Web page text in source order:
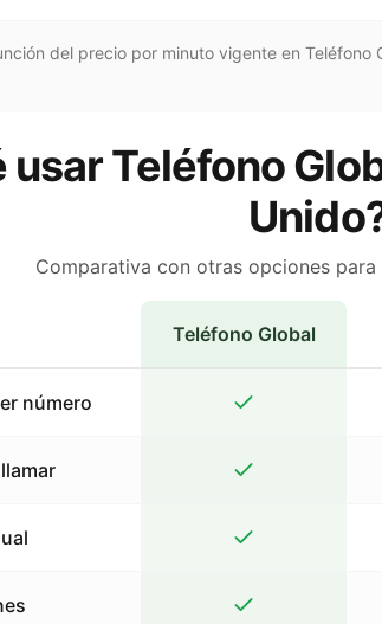
del precio por minuto vigente en
usar Teléfono
Comparativa con otras opciones
Teléfono Global
número